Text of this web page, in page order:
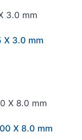
X 3.0 mm
X 8.0 mm